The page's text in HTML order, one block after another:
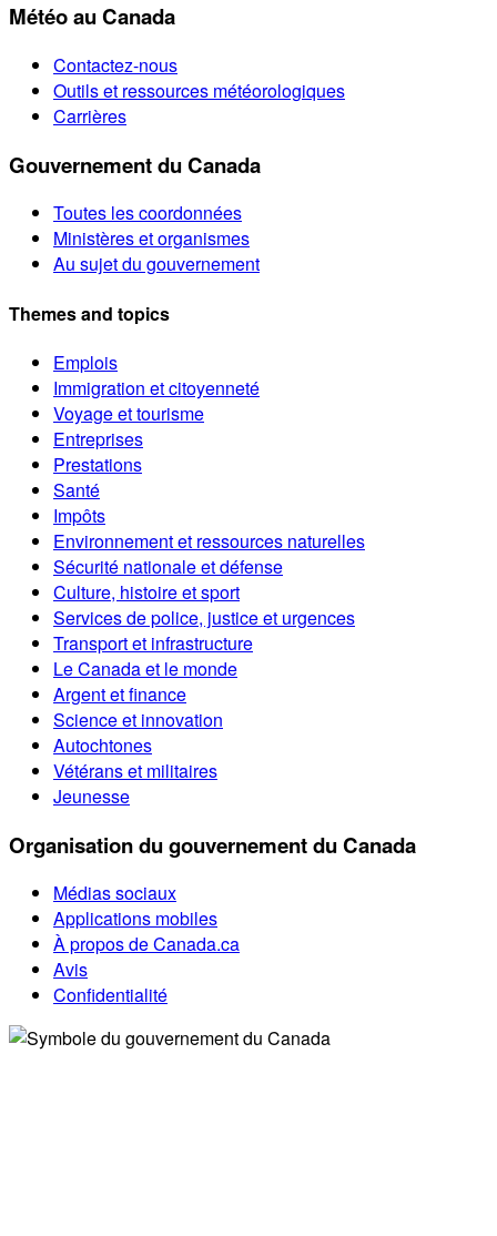
Météo au Canada
Contactez-nous
Outils et ressources météorologiques
Carrières
Gouvernement du Canada
Toutes les coordonnées
Ministères et organismes
Au sujet du gouvernement
Themes and topics
Emplois
Immigration et citoyenneté
Voyage et tourisme
Entreprises
Prestations
Santé
Impôts
Environnement et ressources naturelles
Sécurité nationale et défense
Culture, histoire et sport
Services de police, justice et urgences
Transport et infrastructure
Le Canada et le monde
Argent et finance
Science et innovation
Autochtones
Vétérans et militaires
Jeunesse
Organisation du gouvernement du Canada
Médias sociaux
Applications mobiles
À propos de Canada.ca
Avis
Confidentialité